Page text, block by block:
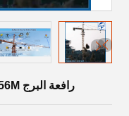
رافعة البرج TC5612 56M ذراع 6t الوزن معدات البناء